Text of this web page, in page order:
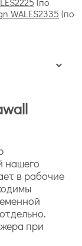
WALES2335 (по
нашего
в рабочие
при